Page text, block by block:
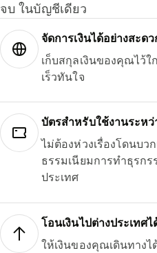
จบ ในบัญชีเดียว
จัดการเงินได้อย่างสะด
เก็บสกุลเงินของคุณไว้ใ
เร็วทันใจ
บัตรสำหรับใช้งานระหว่
ไม่ต้องห่วงเรื่องโดนบว
ธรรมเนียมการทำธุรกร
ประเทศ
โอนเงินไปต่างประเทศ
ให้เงินของคุณเดินทางไ